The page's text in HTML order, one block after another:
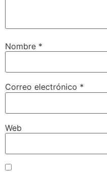
Nombre *
Correo electrónico *
Web